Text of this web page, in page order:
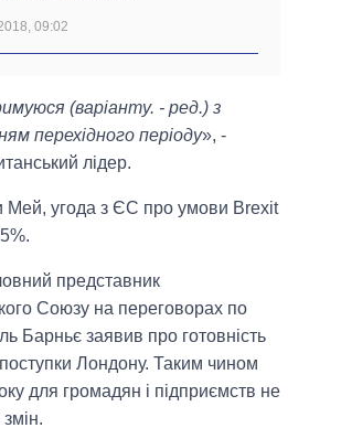
09:02
(варіанту. - ред.) з
перехідного періоду», -
лідер.
Мей, угода з ЄС про умови Brexit
представник
Союзу на переговорах по
Барньє заявив про готовність
Лондону. Таким чином
для громадян і підприємств не